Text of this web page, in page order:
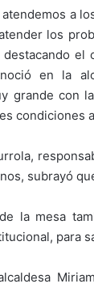
a
los
destacando
en la
grande con
condiciones
subrayó
la mesa
para